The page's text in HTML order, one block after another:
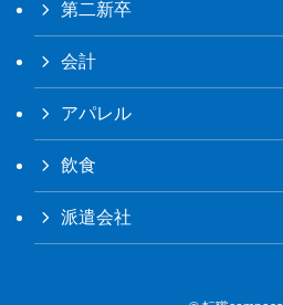
第二新卒
会計
アパレル
飲食
派遣会社